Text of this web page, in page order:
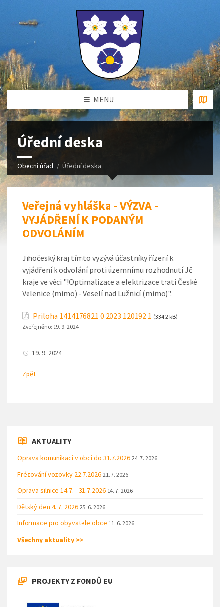
MENU
Úřední deska
Obecní úřad Úřední deska
Veřejná vyhláška - VÝZVA -
VYJÁDŘENÍ K PODANÝM
ODVOLÁNÍM
Jihočeský kraj tímto vyzývá účastníky řízení k
vyjádření k odvolání proti územnímu rozhodnutí Jč
kraje ve věci "!Optimalizace a elektrizace trati České
Velenice (mimo) - Veselí nad Lužnicí (mimo)".
Priloha 1414176821 0 2023 120192 1 (334.2 kB)
Zveřejněno: 19. 9. 2024
19. 9. 2024
Zpět
AKTUALITY
Oprava komunikací v obci do 31.7.2026 24. 7. 2026
Frézování vozovky 22.7.2026 21. 7. 2026
Oprava silnice 14.7. - 31.7.2026 14. 7. 2026
Dětský den 4. 7. 2026 25. 6. 2026
Informace pro obyvatele obce 11. 6. 2026
Všechny aktuality >>
PROJEKTY Z FONDŮ EU